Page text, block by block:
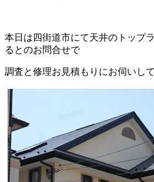
本日は四街道市にて天井のトップ
るとのお問合せで
調査と修理お見積もりにお伺いし